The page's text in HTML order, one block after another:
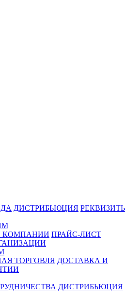
ДИСТРИБЬЮЦИЯ
КОМПАНИИ ПРАЙС-ЛИСТ
ТОРГОВЛЯ ДОСТАВКА И
ДИСТРИБЬЮЦИЯ